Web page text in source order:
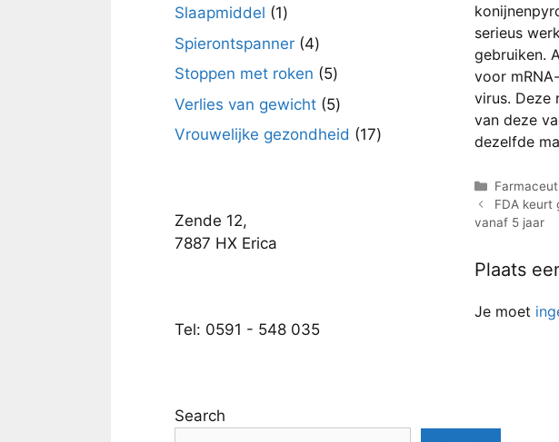
serieus
gebruiken.
voor
virus. Deze
van deze
dezelfde
FDA keurt
vanaf 5 jaar
Plaats
Je moet
Slaapmiddel 11
product
Spierontspanner 44
producten
Stoppen met roken 55
producten
Verlies van gewicht 55
producten
Vrouwelijke gezondheid 1717
Zende 12,
7887 HX Erica
Tel: 0591 - 548 035
Search